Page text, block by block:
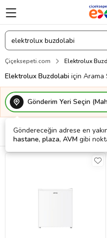
Çiçeksepeti.com Elektrolux
Elektrolux Buzdolabi için Arama
Gönderim Yeri Seçin
Göndereceğin adrese en
hastane, plaza, AVM gibi
Filtrele Sırala